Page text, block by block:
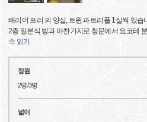
배리어 프리 의 양실, 트윈과 트리플 1실씩 있습
2층 일본식 방과 마찬가지로 창문에서 요코테
속 읽기
정원
2명/3명
넓이